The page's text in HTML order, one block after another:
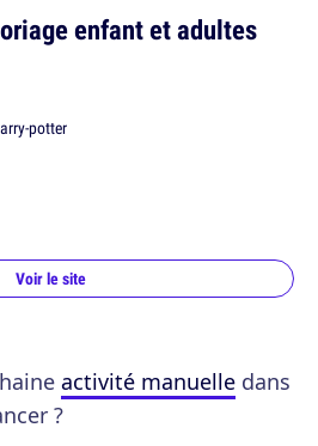
enfant et adultes
Voir le site
activité manuelle dans
?